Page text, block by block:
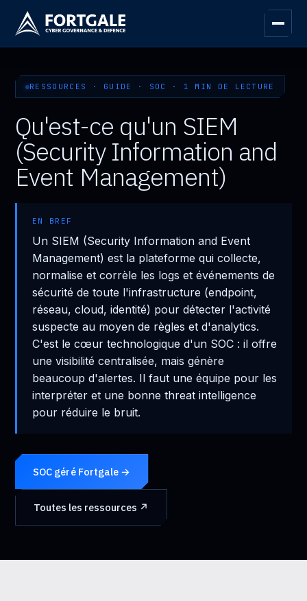
RESSOURCES · GUIDE · SOC · 1 MIN DE LECTURE
Qu'est-ce qu'un SIEM
(Security Information and
Event Management)
EN BREF
Un SIEM (Security Information and Event
Management) est la plateforme qui collecte,
normalise et corrèle les logs et événements de
sécurité de toute l'infrastructure (endpoint,
réseau, cloud, identité) pour détecter l'activité
suspecte au moyen de règles et d'analytics.
C'est le cœur technologique d'un SOC : il offre
une visibilité centralisée, mais génère
beaucoup d'alertes. Il faut une équipe pour les
interpréter et une bonne threat intelligence
pour réduire le bruit.
SOC géré Fortgale →
Toutes les ressources ↗